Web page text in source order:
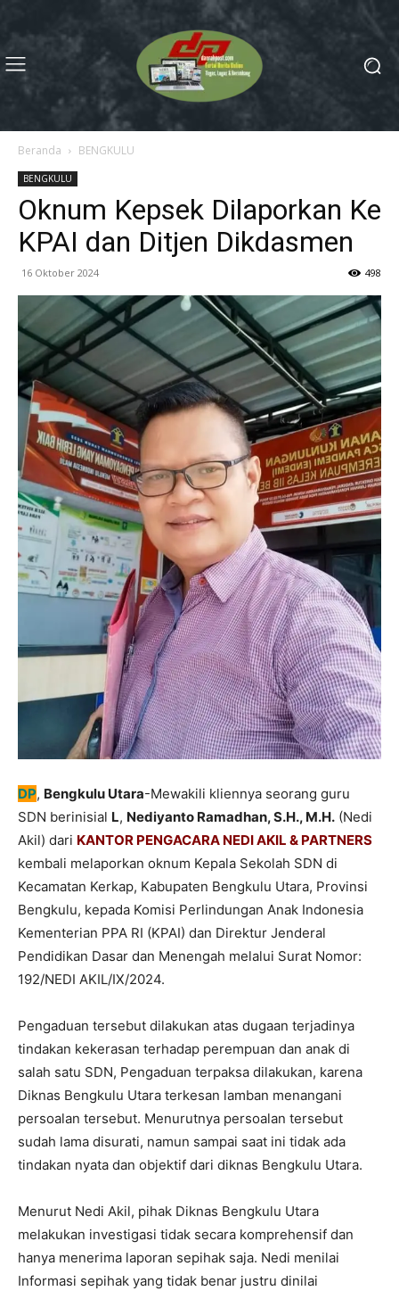
Beranda BENGKULU
BENGKULU
Oknum Kepsek Dilaporkan Ke
KPAI dan Ditjen Dikdasmen
16 Oktober 2024 498
DP, Bengkulu Utara-Mewakili kliennya seorang guru
SDN berinisial L, Nediyanto Ramadhan, S.H., M.H. (Nedi
Akil) dari KANTOR PENGACARA NEDI AKIL & PARTNERS
kembali melaporkan oknum Kepala Sekolah SDN di
Kecamatan Kerkap, Kabupaten Bengkulu Utara, Provinsi
Bengkulu, kepada Komisi Perlindungan Anak Indonesia
Kementerian PPA RI (KPAI) dan Direktur Jenderal
Pendidikan Dasar dan Menengah melalui Surat Nomor:
192/NEDI AKIL/IX/2024.
Pengaduan tersebut dilakukan atas dugaan terjadinya
tindakan kekerasan terhadap perempuan dan anak di
salah satu SDN, Pengaduan terpaksa dilakukan, karena
Diknas Bengkulu Utara terkesan lamban menangani
persoalan tersebut. Menurutnya persoalan tersebut
sudah lama disurati, namun sampai saat ini tidak ada
tindakan nyata dan objektif dari diknas Bengkulu Utara.
Menurut Nedi Akil, pihak Diknas Bengkulu Utara
melakukan investigasi tidak secara komprehensif dan
hanya menerima laporan sepihak saja. Nedi menilai
Informasi sepihak yang tidak benar justru dinilai